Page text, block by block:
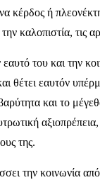
κέρδος ή
καλοπιστία, τις
του και την
θέτει εαυτόν
και το
της.
την κοινωνία από